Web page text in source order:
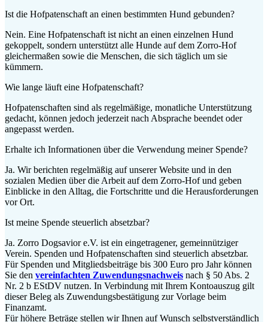
Ist die Hofpatenschaft an einen bestimmten Hund gebunden?
Nein. Eine Hofpatenschaft ist nicht an einen einzelnen Hund
gekoppelt, sondern unterstützt alle Hunde auf dem Zorro-Hof
gleichermaßen sowie die Menschen, die sich täglich um sie
kümmern.
Wie lange läuft eine Hofpatenschaft?
Hofpatenschaften sind als regelmäßige, monatliche Unterstützung
gedacht, können jedoch jederzeit nach Absprache beendet oder
angepasst werden.
Erhalte ich Informationen über die Verwendung meiner Spende?
Ja. Wir berichten regelmäßig auf unserer Website und in den
sozialen Medien über die Arbeit auf dem Zorro-Hof und geben
Einblicke in den Alltag, die Fortschritte und die Herausforderungen
vor Ort.
Ist meine Spende steuerlich absetzbar?
Ja. Zorro Dogsavior e.V. ist ein eingetragener, gemeinnütziger
Verein. Spenden und Hofpatenschaften sind steuerlich absetzbar.
Für Spenden und Mitgliedsbeiträge bis 300 Euro pro Jahr können
Sie den vereinfachten Zuwendungsnachweis nach § 50 Abs. 2
Nr. 2 b EStDV nutzen. In Verbindung mit Ihrem Kontoauszug gilt
dieser Beleg als Zuwendungsbestätigung zur Vorlage beim
Finanzamt.
Für höhere Beträge stellen wir Ihnen auf Wunsch selbstverständlich